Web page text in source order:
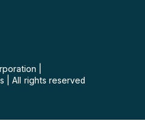
All rights reserved